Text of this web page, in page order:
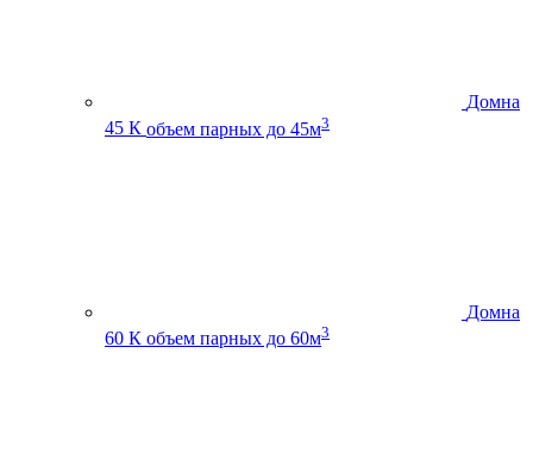
Домна
45 К объем парных до 45м3
Домна
60 К объем парных до 60м3